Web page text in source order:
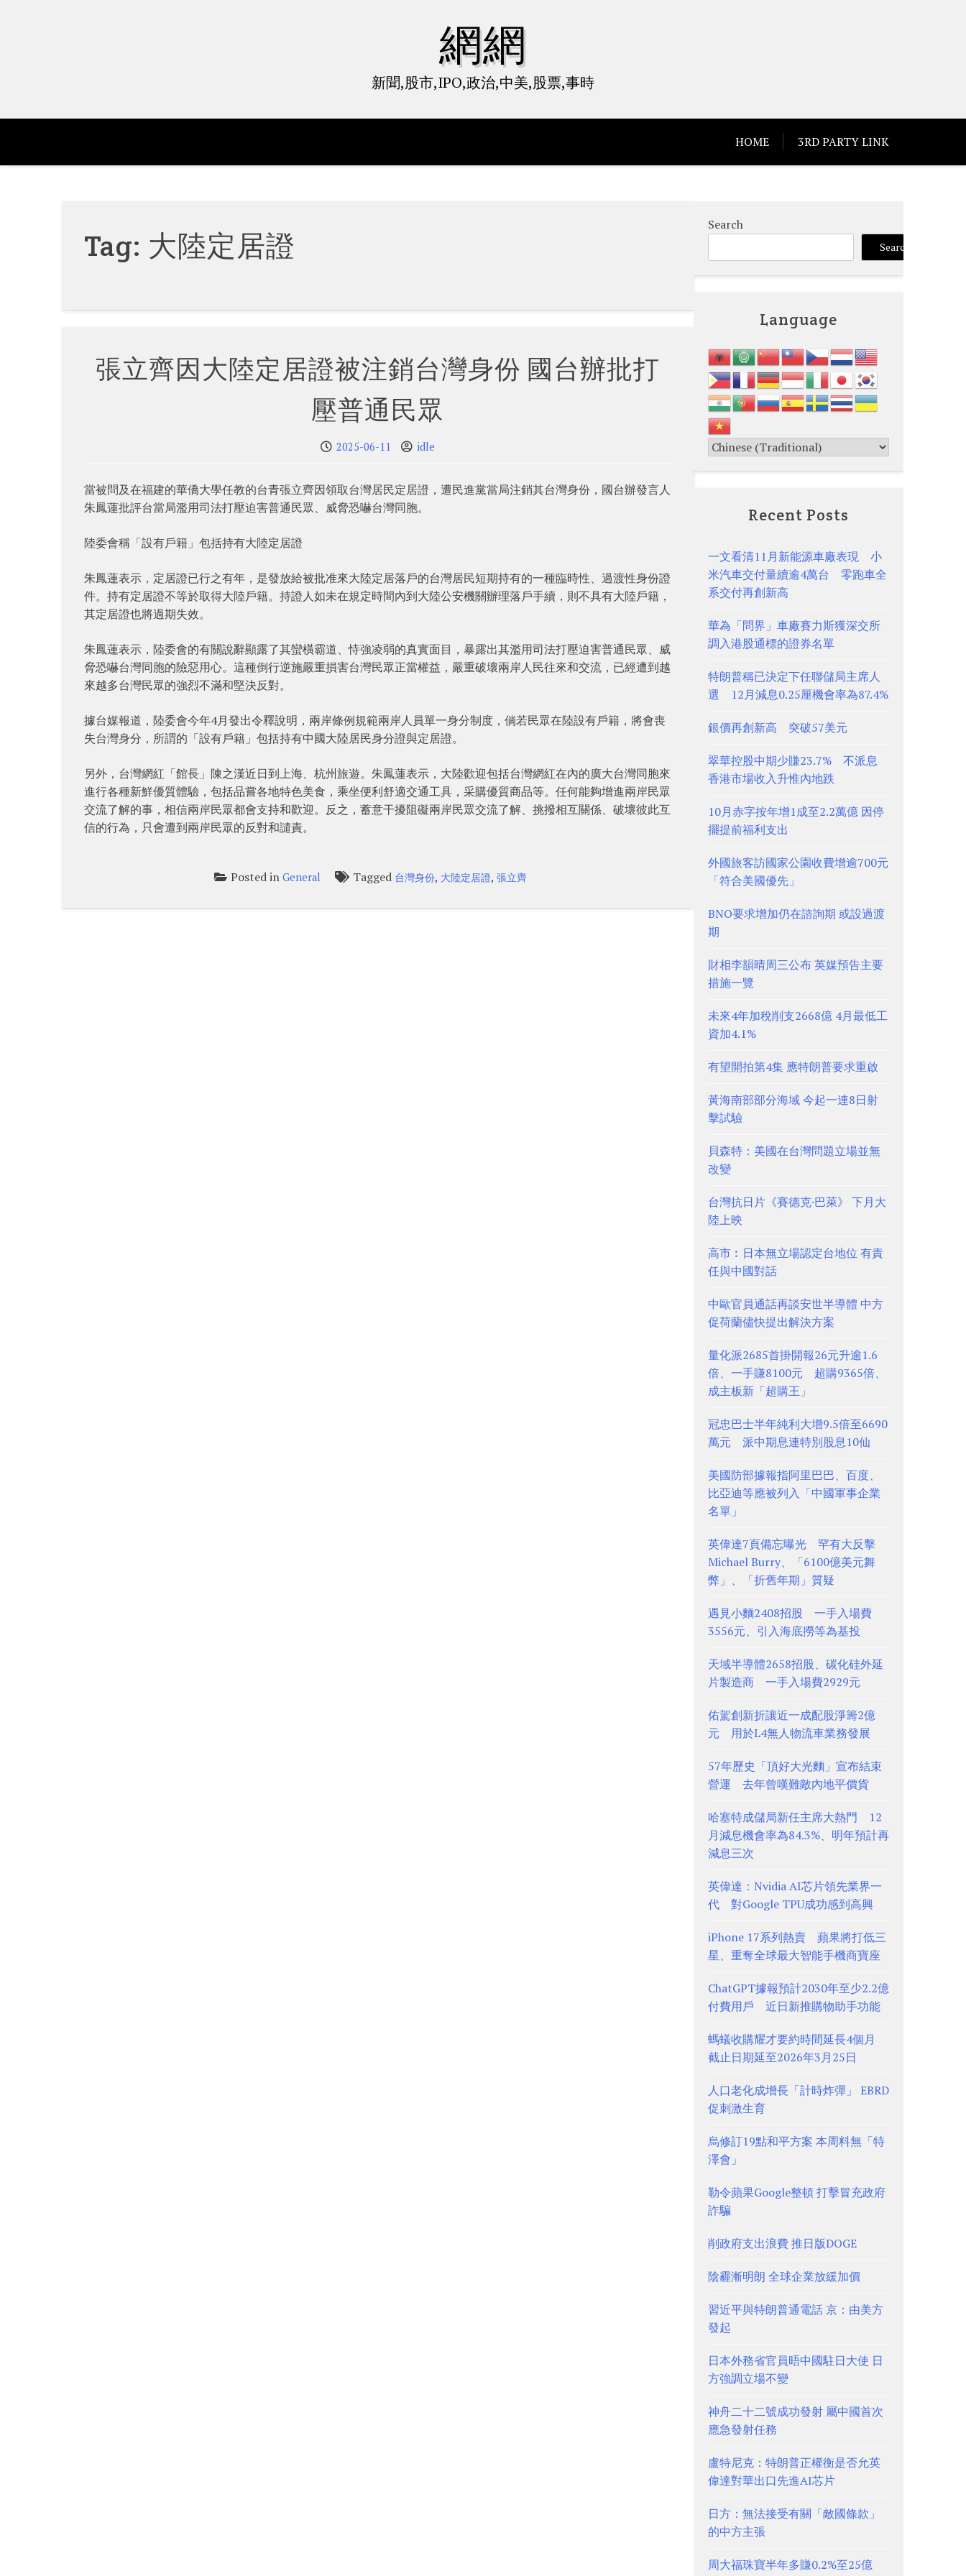
網網
新聞,股市,IPO,政治,中美,股票,事時
HOME 3RD PARTY LINK
Tag: 大陸定居證
張立齊因大陸定居證被注銷台灣身份 國台辦批打
壓普通民眾
2025-06-11 idle
當被問及在福建的華僑大學任教的台青張立齊因領取台灣居民定居證，遭民進黨當局注銷其台灣身份，國台辦發言人
朱鳳蓮批評台當局濫用司法打壓迫害普通民眾、威脅恐嚇台灣同胞。
陸委會稱「設有戶籍」包括持有大陸定居證
朱鳳蓮表示，定居證已行之有年，是發放給被批准來大陸定居落戶的台灣居民短期持有的一種臨時性、過渡性身份證
件。持有定居證不等於取得大陸戶籍。持證人如未在規定時間內到大陸公安機關辦理落戶手續，則不具有大陸戶籍，
其定居證也將過期失效。
朱鳳蓮表示，陸委會的有關說辭顯露了其蠻橫霸道、恃強凌弱的真實面目，暴露出其濫用司法打壓迫害普通民眾、威
脅恐嚇台灣同胞的險惡用心。這種倒行逆施嚴重損害台灣民眾正當權益，嚴重破壞兩岸人民往來和交流，已經遭到越
來越多台灣民眾的強烈不滿和堅決反對。
據台媒報道，陸委會今年4月發出令釋說明，兩岸條例規範兩岸人員單一身分制度，倘若民眾在陸設有戶籍，將會喪
失台灣身分，所謂的「設有戶籍」包括持有中國大陸居民身分證與定居證。
另外，台灣網紅「館長」陳之漢近日到上海、杭州旅遊。朱鳳蓮表示，大陸歡迎包括台灣網紅在內的廣大台灣同胞來
進行各種新鮮優質體驗，包括品嘗各地特色美食，乘坐便利舒適交通工具，采購優質商品等。任何能夠增進兩岸民眾
交流了解的事，相信兩岸民眾都會支持和歡迎。反之，蓄意干擾阻礙兩岸民眾交流了解、挑撥相互關係、破壞彼此互
信的行為，只會遭到兩岸民眾的反對和譴責。
Posted inGeneral Tagged 台灣身份, 大陸定居證,張立齊
Search
Search
Language
Recent Posts
一文看清11月新能源車廠表現 小
米汽車交付量續逾4萬台 零跑車全
系交付再創新高
華為「問界」車廠賽力斯獲深交所
調入港股通標的證券名單
特朗普稱已決定下任聯儲局主席人
選 12月減息0.25厘機會率為87.4%
銀價再創新高 突破57美元
翠華控股中期少賺23.7% 不派息
香港市場收入升惟內地跌
10月赤字按年增1成至2.2萬億 因停
擺提前福利支出
外國旅客訪國家公園收費增逾700元
「符合美國優先」
BNO要求增加仍在諮詢期 或設過渡
期
財相李韻晴周三公布 英媒預告主要
措施一覽
未來4年加稅削支2668億 4月最低工
資加4.1%
有望開拍第4集 應特朗普要求重啟
黃海南部部分海域 今起一連8日射
擊試驗
貝森特：美國在台灣問題立場並無
改變
台灣抗日片《賽德克·巴萊》 下月大
陸上映
高市︰日本無立場認定台地位 有責
任與中國對話
中歐官員通話再談安世半導體 中方
促荷蘭儘快提出解決方案
量化派2685首掛開報26元升逾1.6
倍、一手賺8100元 超購9365倍、
成主板新「超購王」
冠忠巴士半年純利大增9.5倍至6690
萬元 派中期息連特別股息10仙
美國防部據報指阿里巴巴、百度、
比亞迪等應被列入「中國軍事企業
名單」
英偉達7頁備忘曝光 罕有大反擊
Michael Burry、「6100億美元舞
弊」、「折舊年期」質疑
遇見小麵2408招股 一手入場費
3556元、引入海底撈等為基投
天域半導體2658招股、碳化硅外延
片製造商 一手入場費2929元
佑駕創新折讓近一成配股淨籌2億
元 用於L4無人物流車業務發展
57年歷史「頂好大光麵」宣布結束
營運 去年曾嘆難敵內地平價貨
哈塞特成儲局新任主席大熱門 12
月減息機會率為84.3%、明年預計再
減息三次
英偉達：Nvidia AI芯片領先業界一
代 對Google TPU成功感到高興
iPhone 17系列熱賣 蘋果將打低三
星、重奪全球最大智能手機商寶座
ChatGPT據報預計2030年至少2.2億
付費用戶 近日新推購物助手功能
螞蟻收購耀才要約時間延長4個月
截止日期延至2026年3月25日
人口老化成增長「計時炸彈」 EBRD
促刺激生育
烏修訂19點和平方案 本周料無「特
澤會」
勒令蘋果Google整頓 打擊冒充政府
詐騙
削政府支出浪費 推日版DOGE
陰霾漸明朗 全球企業放緩加價
習近平與特朗普通電話 京：由美方
發起
日本外務省官員晤中國駐日大使 日
方強調立場不變
神舟二十二號成功發射 屬中國首次
應急發射任務
盧特尼克：特朗普正權衡是否允英
偉達對華出口先進AI芯片
日方：無法接受有關「敵國條款」
的中方主張
周大福珠寶半年多賺0.2%至25億